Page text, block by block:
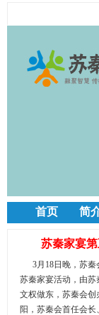
首页 简
苏秦家宴
3月18日晚，苏秦
苏秦家宴活动，由
文权做东，苏秦会创
阳，苏秦会首任会